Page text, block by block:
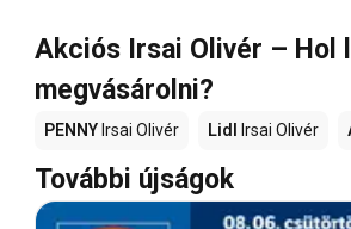
Akciós Irsai Olivér – Hol
megvásárolni?
PENNY Irsai Olivér Lidl Irsai Olivér
További újságok